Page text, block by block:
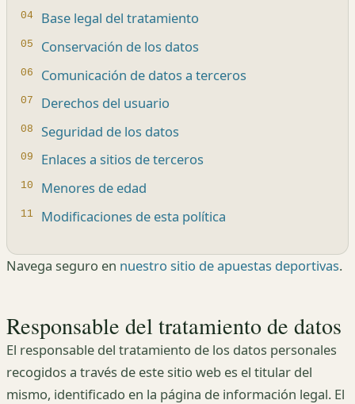
Base legal del tratamiento
Conservación de los datos
Comunicación de datos a terceros
Derechos del usuario
Seguridad de los datos
Enlaces a sitios de terceros
Menores de edad
Modificaciones de esta política
Navega seguro en nuestro sitio de apuestas deportivas.
Responsable del tratamiento de datos
El responsable del tratamiento de los datos personales
recogidos a través de este sitio web es el titular del
mismo, identificado en la página de información legal. El